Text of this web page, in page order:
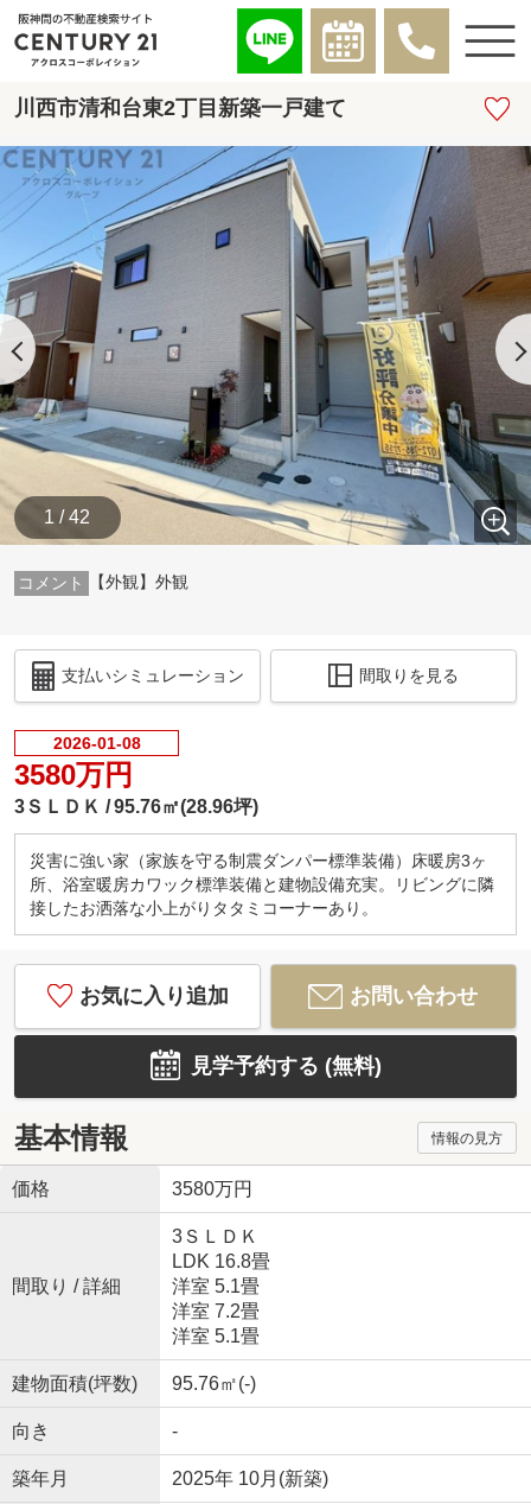
川西市清和台東2丁目新築一戸建て
【外観】外観
1 / 42
支払いシミュレーション 間取りを見る
2026-01-08
3580万円
3ＳＬＤＫ 95.76㎡(28.96坪)
災害に強い家（家族を守る制震ダンパー標準装備）床暖房3ヶ
所、浴室暖房カワック標準装備と建物設備充実。リビングに隣
接したお洒落な小上がりタタミコーナーあり。
お気に入り追加 お問い合わせ
見学予約する (無料)
基本情報 情報の見方
価格 3580万円
間取り / 詳細
3ＳＬＤＫ
LDK 16.8畳
洋室 5.1畳
洋室 7.2畳
洋室 5.1畳
建物面積(坪数) 95.76㎡(-)
向き -
築年月 2025年 10月(新築)